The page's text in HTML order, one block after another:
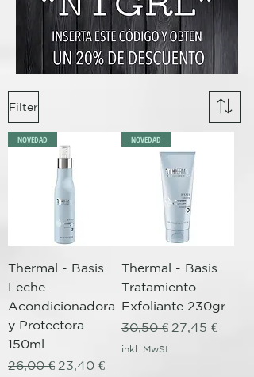
Filter
NOVEDAD
Thermal - Basis
Leche
Acondicionadora
y Protectora
150ml
Standardpreis
26,00 € Sale-Preis
23,40 €
NOVEDAD
Thermal - Basis
Tratamiento
Exfoliante 230gr
Standardpreis
30,50 € Sale-Preis
27,45 €
inkl. MwSt.